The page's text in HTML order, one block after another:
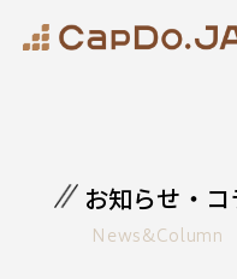
お知らせ・コ
News&Column